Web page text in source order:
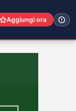
Aggiungi ora